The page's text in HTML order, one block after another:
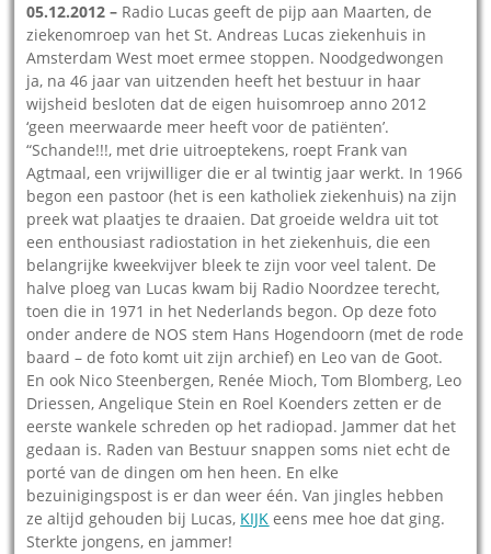
05.12.2012 – Radio Lucas geeft de pijp aan Maarten, de
ziekenomroep van het St. Andreas Lucas ziekenhuis in
Amsterdam West moet ermee stoppen. Noodgedwongen
ja, na 46 jaar van uitzenden heeft het bestuur in haar
wijsheid besloten dat de eigen huisomroep anno 2012
‘geen meerwaarde meer heeft voor de patiënten’.
“Schande!!!, met drie uitroeptekens, roept Frank van
Agtmaal, een vrijwilliger die er al twintig jaar werkt. In 1966
begon een pastoor (het is een katholiek ziekenhuis) na zijn
preek wat plaatjes te draaien. Dat groeide weldra uit tot
een enthousiast radiostation in het ziekenhuis, die een
belangrijke kweekvijver bleek te zijn voor veel talent. De
halve ploeg van Lucas kwam bij Radio Noordzee terecht,
toen die in 1971 in het Nederlands begon. Op deze foto
onder andere de NOS stem Hans Hogendoorn (met de rode
baard – de foto komt uit zijn archief) en Leo van de Goot.
En ook Nico Steenbergen, Renée Mioch, Tom Blomberg, Leo
Driessen, Angelique Stein en Roel Koenders zetten er de
eerste wankele schreden op het radiopad. Jammer dat het
gedaan is. Raden van Bestuur snappen soms niet echt de
porté van de dingen om hen heen. En elke
bezuinigingspost is er dan weer één. Van jingles hebben
ze altijd gehouden bij Lucas, KIJK eens mee hoe dat ging.
Sterkte jongens, en jammer!